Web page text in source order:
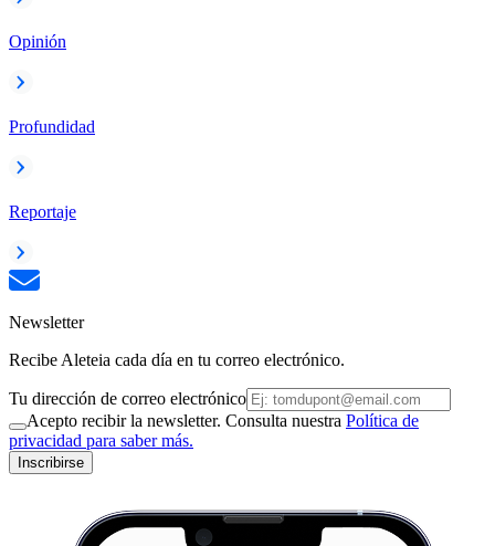
Opinión
Profundidad
Reportaje
Newsletter
Recibe Aleteia cada día en tu correo electrónico.
Tu dirección de correo electrónico
Acepto recibir la newsletter. Consulta nuestra Política de
privacidad para saber más.
Inscribirse